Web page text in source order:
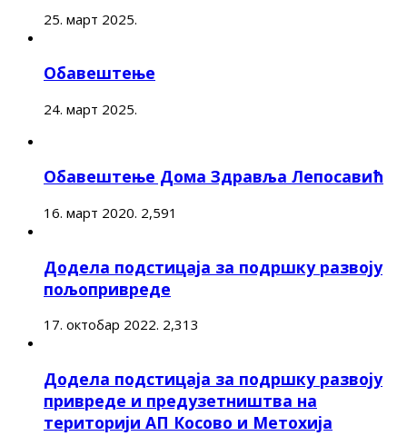
25. март 2025.
Обавештење
24. март 2025.
Обавештење Дома Здравља Лепосавић
16. март 2020. 2,591
Додела подстицаја за подршку развоју
пољопривреде
17. октобар 2022. 2,313
Додела подстицаја за подршку развоју
привреде и предузетништва на
територији АП Косово и Метохија